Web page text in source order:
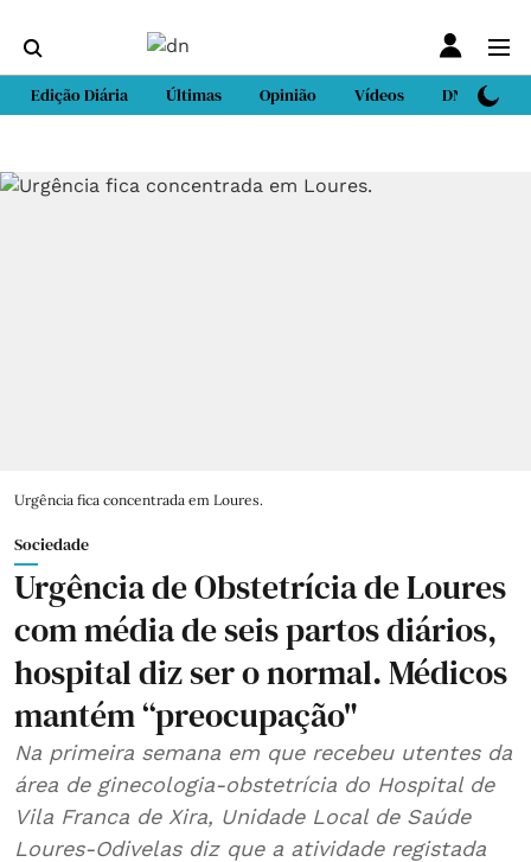
Edição Diária Últimas Opinião Vídeos DN Sport
Urgência fica concentrada em Loures.
Sociedade
Urgência de Obstetrícia de Loures
com média de seis partos diários,
hospital diz ser o normal. Médicos
mantém “preocupação"
Na primeira semana em que recebeu utentes da
área de ginecologia-obstetrícia do Hospital de
Vila Franca de Xira, Unidade Local de Saúde
Loures-Odivelas diz que a atividade registada